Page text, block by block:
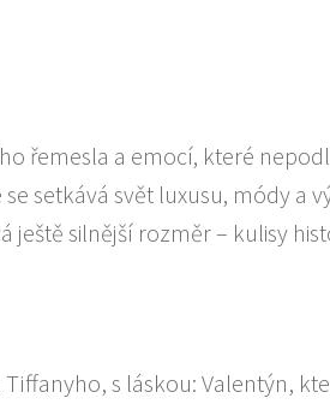
řemesla a emocí, které
se setkává svět luxusu, módy a
ještě silnější rozměr – kulisy